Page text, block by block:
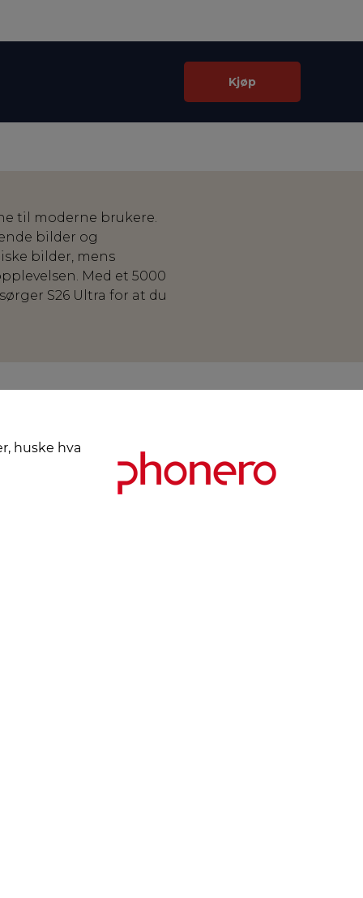
huske hva
Kjøp
til moderne brukere.
bilder og
bilder, mens
Med et 5000
S26 Ultra for at du